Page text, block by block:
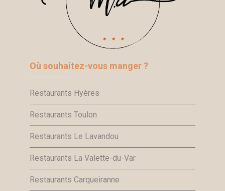
Où souhaitez-vous manger ?
Restaurants Hyères
Restaurants Toulon
Restaurants Le Lavandou
Restaurants La Valette-du-Var
Restaurants Carqueiranne